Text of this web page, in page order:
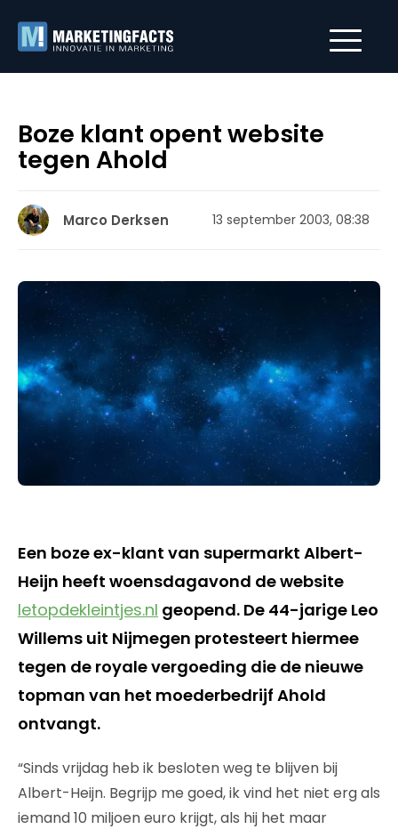
Boze klant opent website
tegen Ahold
Marco Derksen 13 september 2003, 08:38
Een boze ex-klant van supermarkt Albert-
Heijn heeft woensdagavond de website
letopdekleintjes.nl geopend. De 44-jarige Leo
Willems uit Nijmegen protesteert hiermee
tegen de royale vergoeding die de nieuwe
topman van het moederbedrijf Ahold
ontvangt.
“Sinds vrijdag heb ik besloten weg te blijven bij
Albert-Heijn. Begrijp me goed, ik vind het niet erg als
iemand 10 miljoen euro krijgt, als hij het maar